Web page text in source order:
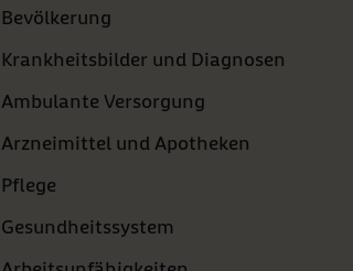
Bevölkerung
Krankheitsbilder und Diagnosen
Ambulante Versorgung
Arzneimittel und Apotheken
Pflege
Gesundheitssystem